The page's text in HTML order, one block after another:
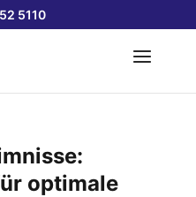
5110
optimale